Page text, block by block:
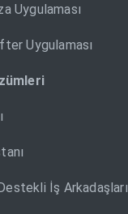
Uygulaması
Uygulaması
İş Arkadaşları